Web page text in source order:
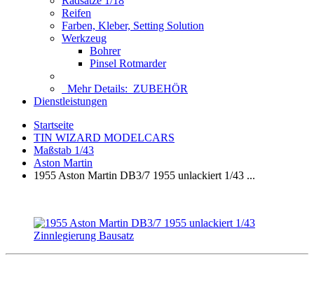
Reifen
Farben, Kleber, Setting Solution
Werkzeug
Bohrer
Pinsel Rotmarder
Mehr Details: ZUBEHÖR
Dienstleistungen
Startseite
TIN WIZARD MODELCARS
Maßstab 1/43
Aston Martin
1955 Aston Martin DB3/7 1955 unlackiert 1/43 ...